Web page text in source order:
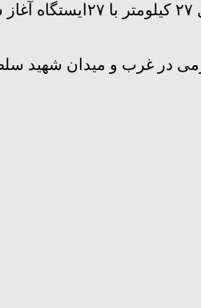
لازم به توضیح است، عملیات
شهری کرج بین دانشگاه خوارزمی